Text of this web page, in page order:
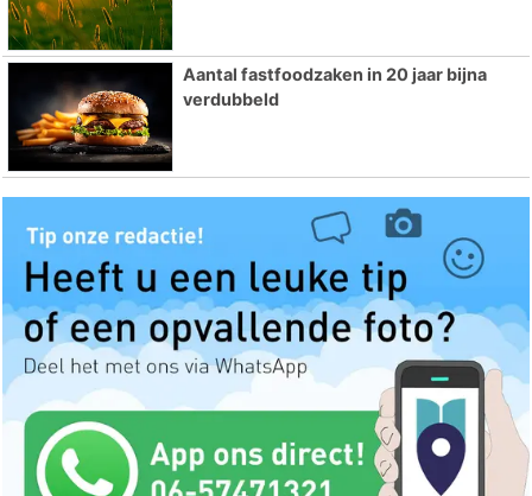
Aantal fastfoodzaken in 20 jaar bijna
verdubbeld